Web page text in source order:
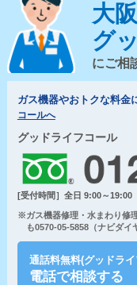
大
グ
にご相
ガス機器やおトクな料金
コールへ
グッドライフコール
[受付時間］全日 9:00～19:00
※ガス機器修理・水まわり修
も0570-05-5858（ナビダイ
通話料無料(グッドラ
電話で相談する